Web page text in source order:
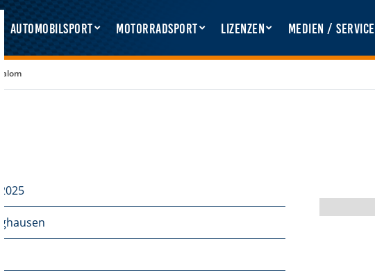
Automobilsport Motorradsport Lizenzen Medien / Service
2025